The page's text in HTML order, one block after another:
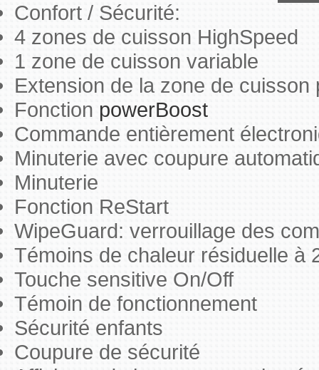
Confort / Sécurité:
4 zones de cuisson HighSpeed
1 zone de cuisson variable
Extension de la zone de
Fonction powerBoost
Commande entièrement
Minuterie avec coupure
Minuterie
Fonction ReStart
WipeGuard: verrouillage des
Témoins de chaleur résiduelle à
Touche sensitive On/Off
Témoin de fonctionnement
Sécurité enfants
Coupure de sécurité